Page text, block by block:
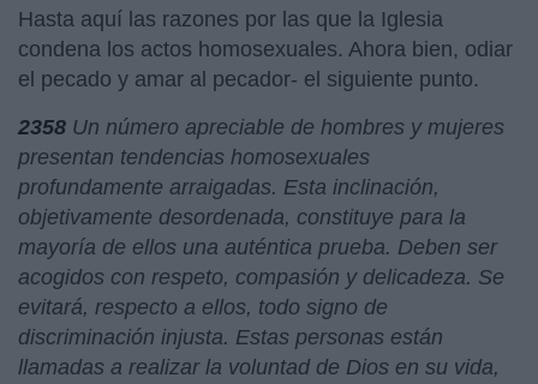
Hasta aquí las razones por las que la Iglesia
condena los actos homosexuales. Ahora bien, odiar
el pecado y amar al pecador- el siguiente punto.
2358 Un número apreciable de hombres y mujeres
presentan tendencias homosexuales
profundamente arraigadas. Esta inclinación,
objetivamente desordenada, constituye para la
mayoría de ellos una auténtica prueba. Deben ser
acogidos con respeto, compasión y delicadeza. Se
evitará, respecto a ellos, todo signo de
discriminación injusta. Estas personas están
llamadas a realizar la voluntad de Dios en su vida,